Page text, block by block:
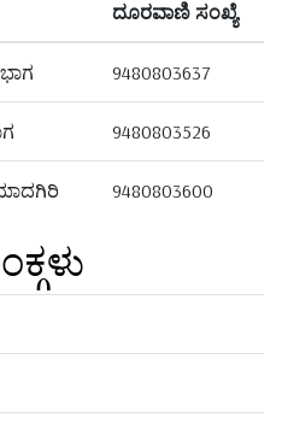
ದೂರವಾಣಿ ಸಂಖ್ಯೆ
9480803637
9480803526
9480803600